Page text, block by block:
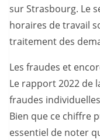
sur Strasbourg. Le
horaires de travail
traitement des
Les fraudes et
Le rapport 2022 de
fraudes
Bien que ce chiffre
essentiel de noter